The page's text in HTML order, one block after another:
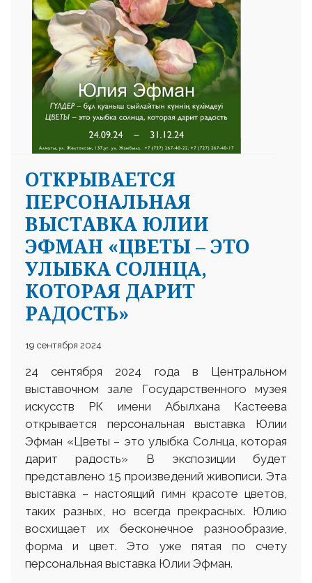
OТКРЫВАЕТСЯ
ПЕРСОНАЛЬНАЯ
ВЫСТАВКА ЮЛИИ
ЭФМАН «ЦВЕТЫ – ЭТО
УЛЫБКА СОЛНЦА,
КОТОРАЯ ДАРИТ
РАДОСТЬ»
19 сентября 2024
24 сентября 2024 года в Центральном
выставочном зале Государственного музея
искусств РК имени Абылхана Кастеева
открывается персональная выставка Юлии
Эфман «Цветы – это улыбка Солнца, которая
дарит радость» В экспозиции будет
представлено 15 произведений живописи. Эта
выставка – настоящий гимн красоте цветов,
таких разных, но всегда прекрасных. Юлию
восхищает их бесконечное разнообразие,
форма и цвет. Это уже пятая по счету
персональная выставка Юлии Эфман.